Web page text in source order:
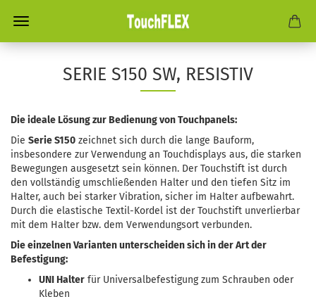
SERIE S150 SW, RESISTIV
Die ideale Lösung zur Bedienung von Touchpanels:
Die Serie S150 zeichnet sich durch die lange Bauform,
insbesondere zur Verwendung an Touchdisplays aus, die starken
Bewegungen ausgesetzt sein können. Der Touchstift ist durch
den vollständig umschließenden Halter und den tiefen Sitz im
Halter, auch bei starker Vibration, sicher im Halter aufbewahrt.
Durch die elastische Textil-Kordel ist der Touchstift unverlierbar
mit dem Halter bzw. dem Verwendungsort verbunden.
Die einzelnen Varianten unterscheiden sich in der Art der
Befestigung:
UNI Halter für Universalbefestigung zum Schrauben oder
Kleben